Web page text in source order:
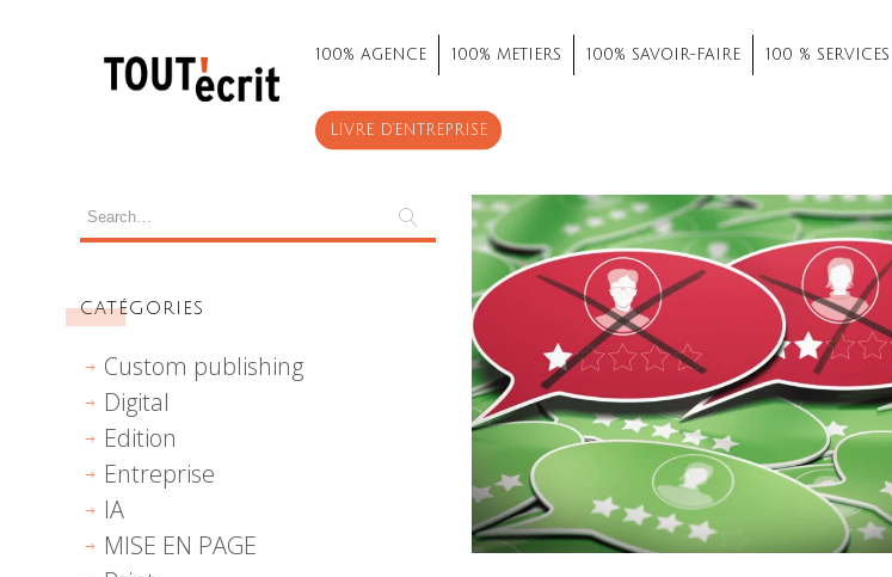
100% AGENCE 100% METIERS 100% SAVOIR-FAIRE 100 % SERVICES
LIVRE D’ENTREPRISE
CATÉGORIES
Custom publishing
Digital
Edition
Entreprise
IA
MISE EN PAGE